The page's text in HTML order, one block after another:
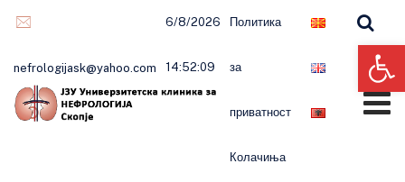
nefrologijask@yahoo.com
6/8/2026
14:52:10
Политика
за
приватност
Колачиња